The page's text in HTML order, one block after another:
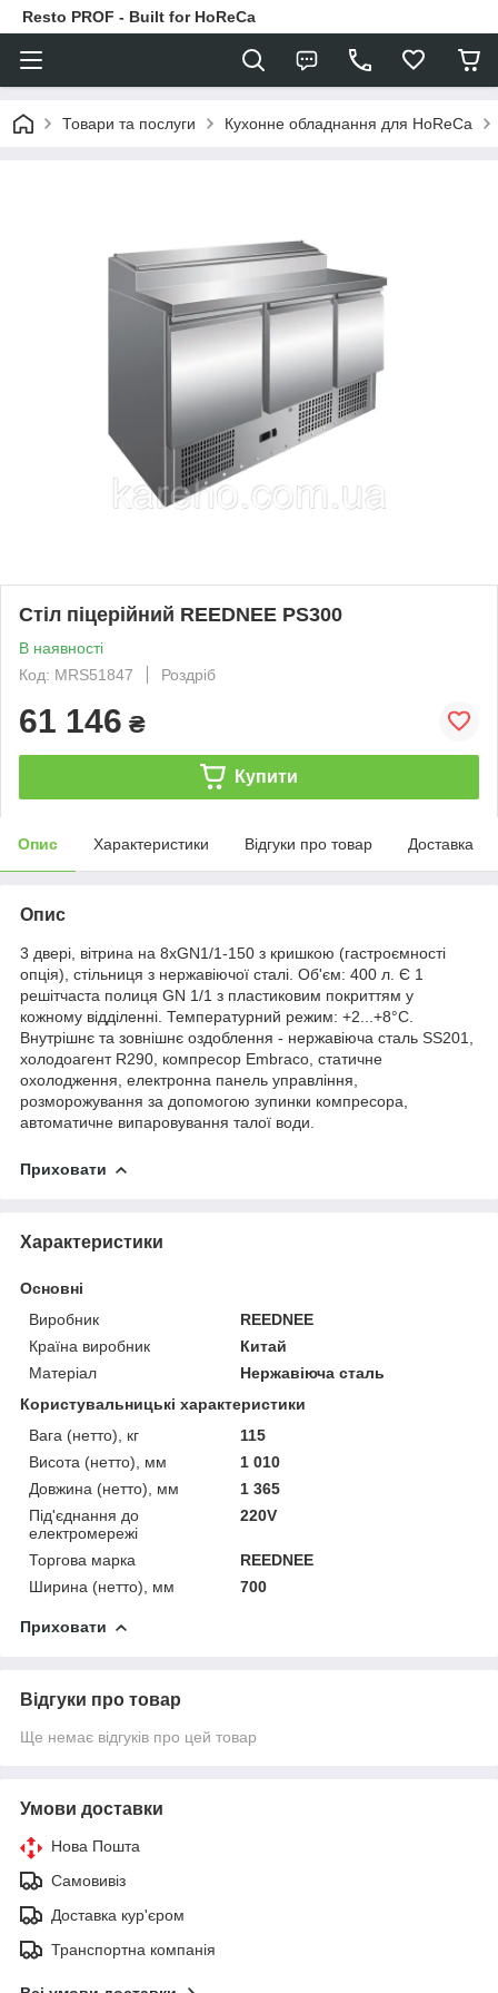
Resto PROF - Built for HoReCa
Товари та послуги Кухонне обладнання для HoReCa
Стіл піцерійний REEDNEE PS300
В наявності
Код: MRS51847
Роздріб
61 146 ₴
Купити
Опис Характеристики Відгуки про товар Доставка
Опис
3 двері, вітрина на 8хGN1/1-150 з кришкою (гастроємності
опція), стільниця з нержавіючої сталі. Об'єм: 400 л. Є 1
решітчаста полиця GN 1/1 з пластиковим покриттям у
кожному відділенні. Температурний режим: +2...+8°С.
Внутрішнє та зовнішнє оздоблення - нержавіюча сталь SS201,
холодоагент R290, компресор Embraco, статичне
охолодження, електронна панель управління,
розморожування за допомогою зупинки компресора,
автоматичне випаровування талої води.
Приховати
Характеристики
Основні
Виробник
REEDNEE
Країна виробник
Китай
Матеріал
Нержавіюча сталь
Користувальницькі характеристики
Вага (нетто), кг
115
Висота (нетто), мм
1 010
Довжина (нетто), мм
1 365
Під'єднання до
електромережі
220V
Торгова марка
REEDNEE
Ширина (нетто), мм
700
Приховати
Відгуки про товар
Ще немає відгуків про цей товар
Умови доставки
Нова Пошта
Самовивіз
Доставка кур'єром
Транспортна компанія